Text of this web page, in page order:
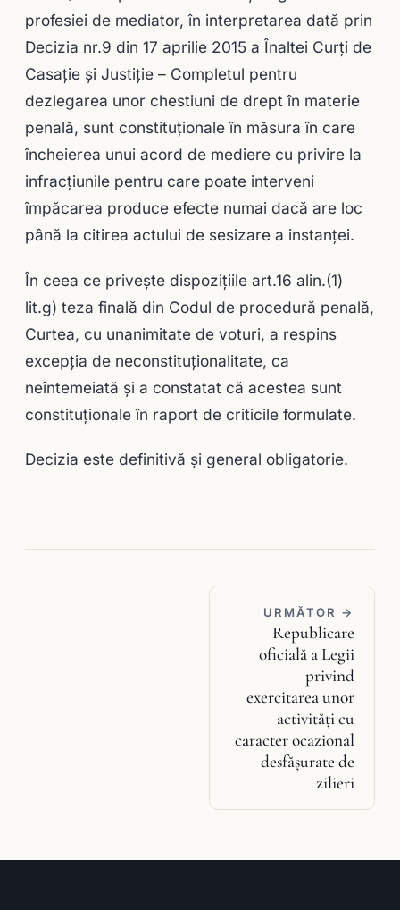
profesiei de mediator, în interpretarea dată prin
Decizia nr.9 din 17 aprilie 2015 a Înaltei Curți de
Casație și Justiție – Completul pentru
dezlegarea unor chestiuni de drept în materie
penală, sunt constituționale în măsura în care
încheierea unui acord de mediere cu privire la
infracțiunile pentru care poate interveni
împăcarea produce efecte numai dacă are loc
până la citirea actului de sesizare a instanței.
În ceea ce priveşte dispoziţiile art.16 alin.(1)
lit.g) teza finală din Codul de procedură penală,
Curtea, cu unanimitate de voturi, a respins
excepţia de neconstituţionalitate, ca
neîntemeiată şi a constatat că acestea sunt
constituţionale în raport de criticile formulate.
Decizia este definitivă și general obligatorie.
URMĂTOR →
Republicare
oficială a Legii
privind
exercitarea unor
activităţi cu
caracter ocazional
desfăşurate de
zilieri